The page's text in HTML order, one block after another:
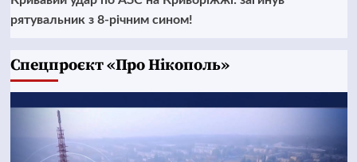
рятувальник з 8-річним сином!
Cпецпроєкт «Про Нікополь»